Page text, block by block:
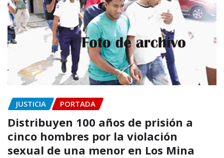
JUSTICIA PORTADA
Distribuyen 100 años de prisión a
cinco hombres por la violación
sexual de una menor en Los Mina